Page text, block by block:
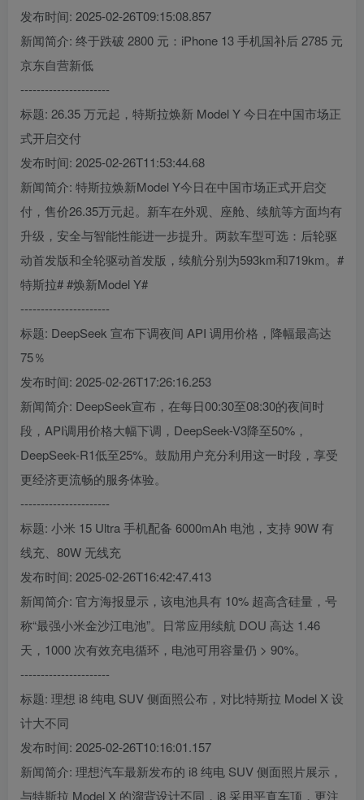
发布时间: 2025-02-26T09:15:08.857
新闻简介: 终于跌破 2800 元：iPhone 13 手机国补后 2785 元
京东自营新低
----------------------
标题: 26.35 万元起，特斯拉焕新 Model Y 今日在中国市场正
式开启交付
发布时间: 2025-02-26T11:53:44.68
新闻简介: 特斯拉焕新Model Y今日在中国市场正式开启交
付，售价26.35万元起。新车在外观、座舱、续航等方面均有
升级，安全与智能性能进一步提升。两款车型可选：后轮驱
动首发版和全轮驱动首发版，续航分别为593km和719km。#
特斯拉# #焕新Model Y#
----------------------
标题: DeepSeek 宣布下调夜间 API 调用价格，降幅最高达
75％
发布时间: 2025-02-26T17:26:16.253
新闻简介: DeepSeek宣布，在每日00:30至08:30的夜间时
段，API调用价格大幅下调，DeepSeek-V3降至50%，
DeepSeek-R1低至25%。鼓励用户充分利用这一时段，享受
更经济更流畅的服务体验。
----------------------
标题: 小米 15 Ultra 手机配备 6000mAh 电池，支持 90W 有
线充、80W 无线充
发布时间: 2025-02-26T16:42:47.413
新闻简介: 官方海报显示，该电池具有 10% 超高含硅量，号
称“最强小米金沙江电池”。日常应用续航 DOU 高达 1.46
天，1000 次有效充电循环，电池可用容量仍 > 90%。
----------------------
标题: 理想 i8 纯电 SUV 侧面照公布，对比特斯拉 Model X 设
计大不同
发布时间: 2025-02-26T10:16:01.157
新闻简介: 理想汽车最新发布的 i8 纯电 SUV 侧面照片展示，
与特斯拉 Model X 的溜背设计不同，i8 采用平直车顶，更注